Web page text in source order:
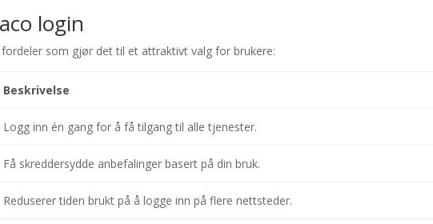
login
fordeler som gjør det til et attraktivt valg for brukere:
Beskrivelse
Logg inn én gang for å få tilgang til alle tjenester.
Få skreddersydde anbefalinger basert på din bruk.
Reduserer tiden brukt på å logge inn på flere nettsteder.